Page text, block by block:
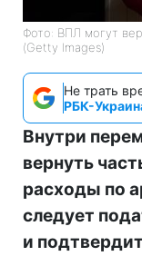
Фото: ВПЛ могут
(Getty Images)
Не трать
РБК-
Внутри
вернуть
расходы по
следует
и